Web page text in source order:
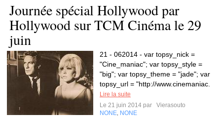
Journée spécial Hollywood par
Hollywood sur TCM Cinéma le 29
juin
21 - 062014 - var topsy_nick =
"Cine_maniac"; var topsy_style =
"big"; var topsy_theme = "jade"; var
topsy_url = "http://www.cinemaniac.
Lire la suite
Le 21 juin 2014 par
Vierasouto
NONE NONE